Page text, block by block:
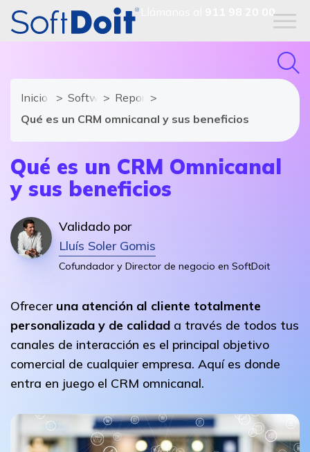
911 98 20 00
Inicio Software CRM
Reportajes
Qué es un CRM omnicanal y sus beneficios
Qué es un CRM Omnicanal
y sus beneficios
Validado por
Lluís Soler Gomis
Cofundador y Director de negocio en SoftDoit
Ofrecer una atención al cliente totalmente
personalizada y de calidad a través de todos tus
canales de interacción es el principal objetivo
comercial de cualquier empresa. Aquí es donde
entra en juego el CRM omnicanal.